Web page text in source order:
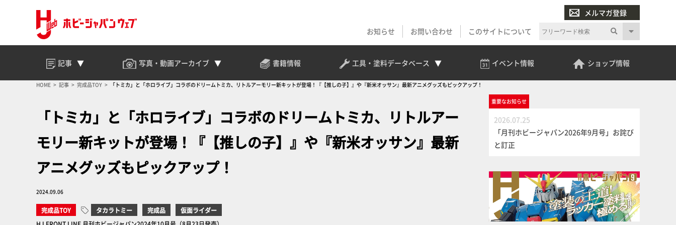
メルマガ登録
お知らせ
お問い合わせ このサイトについて
記事 写真・動画アーカイブ 書籍情報 工具・塗料データベース イベント情報 ショップ情報
HOME 記事 完成品TOY 「トミカ」と「ホロライブ」コラボのドリームトミカ、リトルアーモリー新キットが登場！『【推しの子】』や『新米オッサン』最新アニメグッズもピックアップ！
「トミカ」と「ホロライブ」コラボのドリームトミカ、リトルアー
モリー新キットが登場！『【推しの子】』や『新米オッサン』最新
アニメグッズもピックアップ！
2024.09.06
完成品TOY タカラトミー 完成品
仮面ライダー
重要なお知らせ
2026.07.25
「月刊ホビージャパン2026年9月号」お詫び
と訂正